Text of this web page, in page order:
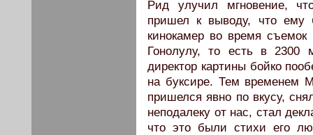
Рид улучил мгновение,
пришел к выводу, что ему
кинокамер во время
Гонолулу, то есть в 2300
директор картины бойко
на буксире. Тем временем
пришелся явно по вкусу,
неподалеку от нас, стал
что это были стихи его